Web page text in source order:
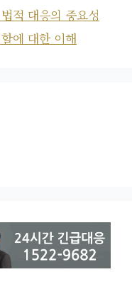
적 대응의 중요성
에 대한 이해